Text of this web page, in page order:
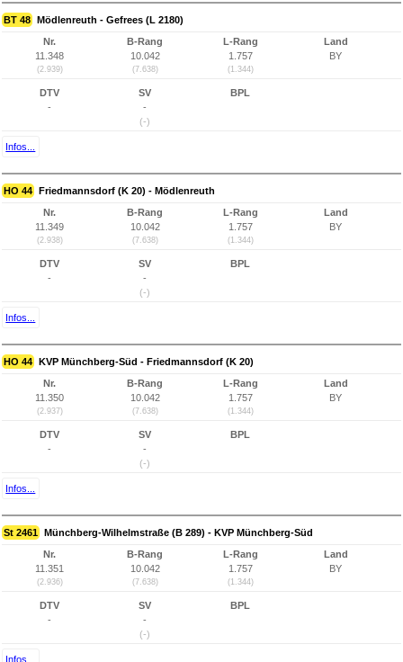
BT 48 Mödlenreuth - Gefrees (L 2180)
Nr.
11.348
(2.939)
B-Rang
10.042
(7.638)
L-Rang
1.757
(1.344)
Land
BY
DTV
-
SV
-
(-)
BPL
Infos...
HO 44 Friedmannsdorf (K 20) - Mödlenreuth
Nr.
11.349
(2.938)
B-Rang
10.042
(7.638)
L-Rang
1.757
(1.344)
Land
BY
DTV
-
SV
-
(-)
BPL
Infos...
HO 44 KVP Münchberg-Süd - Friedmannsdorf (K 20)
Nr.
11.350
(2.937)
B-Rang
10.042
(7.638)
L-Rang
1.757
(1.344)
Land
BY
DTV
-
SV
-
(-)
BPL
Infos...
St 2461 Münchberg-Wilhelmstraße (B 289) - KVP Münchberg-Süd
Nr.
11.351
(2.936)
B-Rang
10.042
(7.638)
L-Rang
1.757
(1.344)
Land
BY
DTV
-
SV
-
(-)
BPL
Infos...